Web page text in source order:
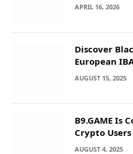
APRIL 16, 2026
Discover
European
AUGUST 15, 2025
B9.GAME Is
Crypto
They Deposit
AUGUST 4, 2025